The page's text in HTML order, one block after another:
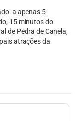
a apenas 5
15 minutos do
de Pedra de Canela,
atrações da